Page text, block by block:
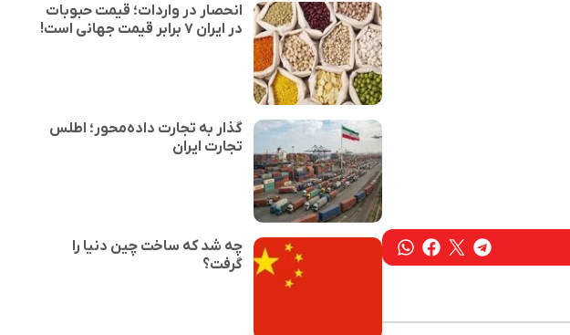
انحصار در واردات؛ قیمت حبوبات
در ایران ۷ برابر قیمت جهانی است!
گذار به تجارت داده‌محور؛ اطلس
تجارت ایران
چه شد که ساخت چین دنیا را
گرفت؟